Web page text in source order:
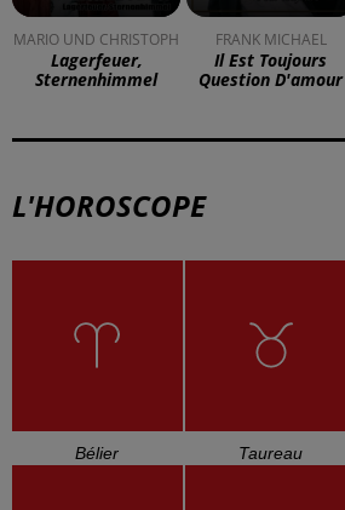
MARIO UND CHRISTOPH
Lagerfeuer,
Sternenhimmel
FRANK MICHAEL
Il Est Toujours
Question D'amour
L'HOROSCOPE
Bélier Taureau